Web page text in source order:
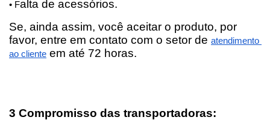
• Falta de acessórios.
Se, ainda assim, você aceitar o produto, por
favor, entre em contato com o setor de atendimento
ao cliente em até 72 horas.
3 Compromisso das transportadoras: